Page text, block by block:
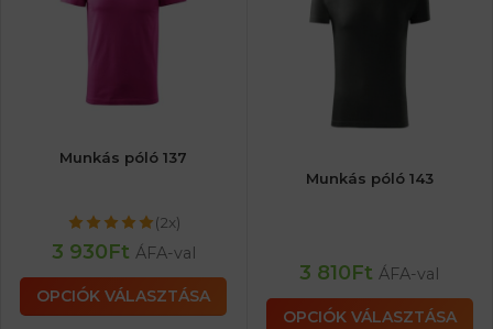
Munkás póló 137
(2x)
3 930Ft ÁFA-val
OPCIÓK VÁLASZTÁSA
Munkás póló 143
3 810Ft ÁFA-val
OPCIÓK VÁLASZTÁSA